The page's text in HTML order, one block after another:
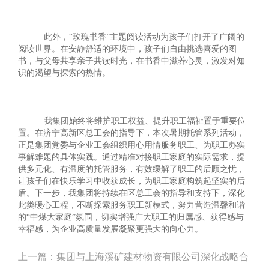
此外， “玫瑰书香”主题阅读活动为孩子们打开了广阔的
阅读世界。在安静舒适的环境中，孩子们自由挑选喜爱的图
书，与父母共享亲子共读时光，在书香中滋养心灵，激发对知
识的渴望与探索的热情。
我集团始终将维护职工权益、提升职工福祉置于重要位
置。在济宁高新区总工会的指导下，本次暑期托管系列活动，
正是集团党委与企业工会组织用心用情服务职工、为职工办实
事解难题的具体实践。通过精准对接职工家庭的实际需求，提
供多元化、有温度的托管服务，有效缓解了职工的后顾之忧，
让孩子们在快乐学习中收获成长，为职工家庭构筑起坚实的后
盾。下一步，我集团将持续在区总工会的指导和支持下，深化
此类暖心工程，不断探索服务职工新模式，努力营造温馨和谐
的“中煤大家庭”氛围，切实增强广大职工的归属感、获得感与
幸福感，为企业高质量发展凝聚更强大的向心力。
上一篇： 集团与上海溪矿建材物资有限公司深化战略合